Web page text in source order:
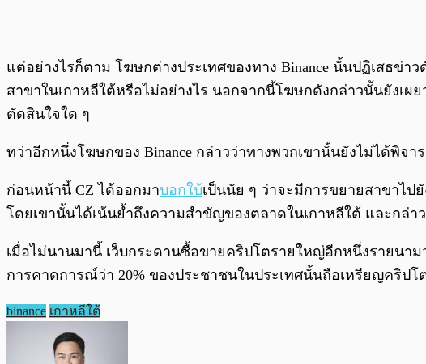
แต่อย่างไรก็ตาม โฆษกต่างประเทศของทาง Binance นั้นปฏิเสธข่า
สาขาในเกาหลีใต้หรือไม่อย่างไร นอกจากนี้โฆษกดังกล่าวนั้นยังเผ
ตัดสินใจใด ๆ
ทว่าอีกหนึ่งโฆษกของ Binance กล่าวว่าทางพวกเขานั้นยังไม่ได้พิจ
ก่อนหน้านี้ CZ ได้ออกมาบอกใบ้เป็นนัย ๆ ว่าจะมีการขยายสาขาไป
โดยเขานั้นได้เน้นย้ำถึงความสำขัญของตลาดในเกาหลีใต้ และกล่
เมื่อไม่นานมานี้ เว็บกระดานซื้อขายคริปโตรายใหญ่อีกหนึ่งรายนาม
การคาดการณ์ว่า 20% ของประชาชนในประเทศนั้นถือเหรียญคริปโ
binance เกาหลีใต้